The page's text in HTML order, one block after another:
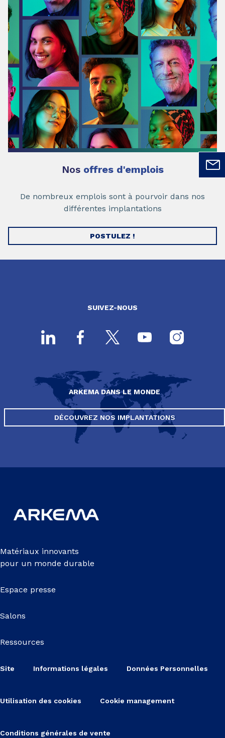
Nos offres d'emplois
De nombreux emplois sont à pourvoir dans nos
différentes implantations
POSTULEZ !
SUIVEZ-NOUS
ARKEMA DANS LE MONDE
DÉCOUVREZ NOS IMPLANTATIONS
Matériaux innovants
pour un monde durable
Espace presse
Salons
Ressources
Site Informations légales Données Personnelles
Utilisation des cookies Cookie management
Conditions générales de vente